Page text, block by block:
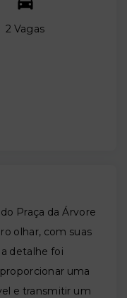
2 Vagas
Praça da Árvore
olhar, com suas
detalhe foi
uma
e transmitir um